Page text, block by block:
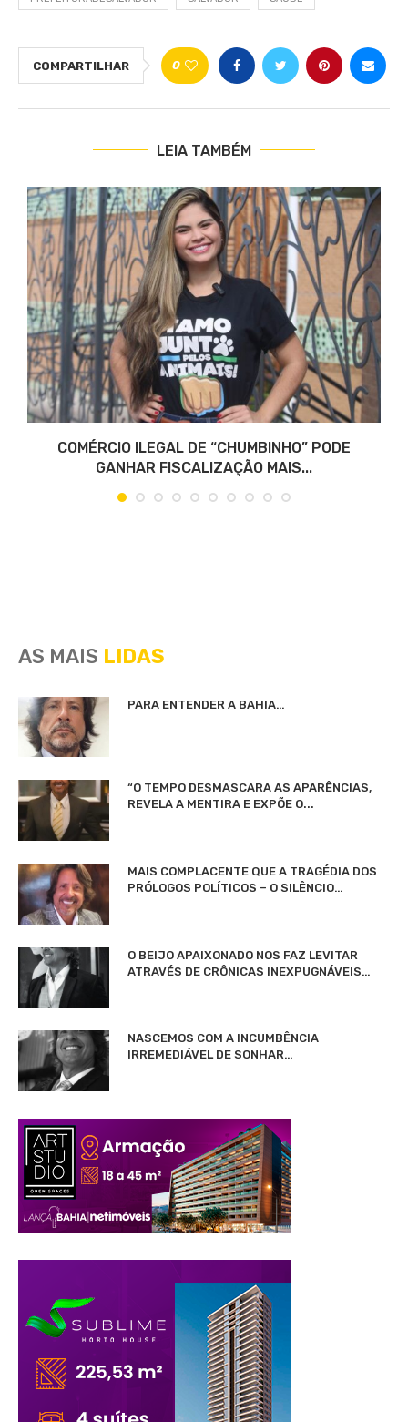
COMPARTILHAR 0
LEIA TAMBÉM
COMÉRCIO ILEGAL DE “CHUMBINHO” PODE
GANHAR FISCALIZAÇÃO MAIS...
AS MAIS LIDAS
PARA ENTENDER A BAHIA…
“O TEMPO DESMASCARA AS APARÊNCIAS,
REVELA A MENTIRA E EXPÕE O...
MAIS COMPLACENTE QUE A TRAGÉDIA DOS
PRÓLOGOS POLÍTICOS – O SILÊNCIO…
O BEIJO APAIXONADO NOS FAZ LEVITAR
ATRAVÉS DE CRÔNICAS INEXPUGNÁVEIS…
NASCEMOS COM A INCUMBÊNCIA
IRREMEDIÁVEL DE SONHAR…